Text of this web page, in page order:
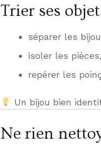
Trier ses
séparer les
isoler les
repérer les
Un bijou bien
Ne rien